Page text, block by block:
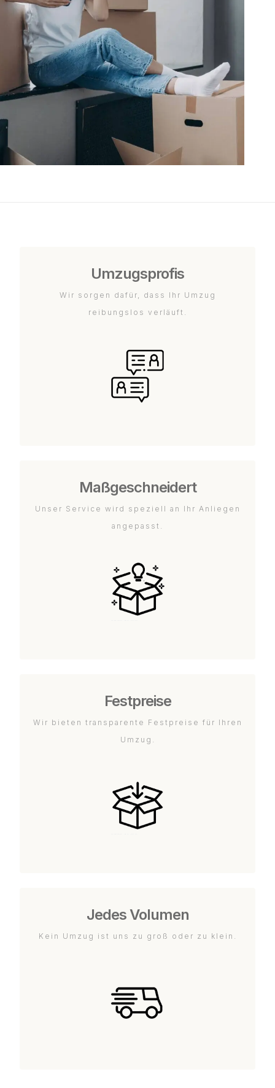
Umzugsprofis
Wir sorgen dafür, dass Ihr Umzug
reibungslos verläuft.
Maßgeschneidert
Unser Service wird speziell an Ihr Anliegen
angepasst.
Festpreise
Wir bieten transparente Festpreise für Ihren
Umzug.
Jedes Volumen
Kein Umzug ist uns zu groß oder zu klein.